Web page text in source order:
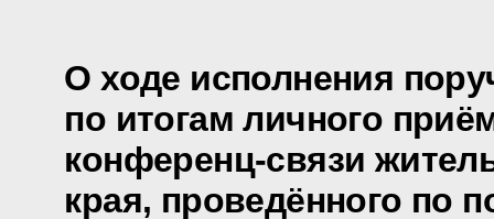
О ходе исполнения
по итогам личного
конференц-связи
края, проведённого по